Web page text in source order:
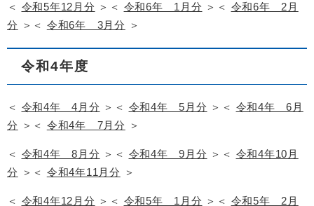
＜ 令和5年12月分 ＞＜ 令和6年 1月分 ＞＜ 令和6年 2月
分 ＞＜ 令和6年 3月分 ＞
令和4年度
＜ 令和4年 4月分 ＞＜ 令和4年 5月分 ＞＜ 令和4年 6月
分 ＞＜ 令和4年 7月分 ＞
＜ 令和4年 8月分 ＞＜ 令和4年 9月分 ＞＜ 令和4年10月
分 ＞＜ 令和4年11月分 ＞
＜ 令和4年12月分 ＞＜ 令和5年 1月分 ＞＜ 令和5年 2月